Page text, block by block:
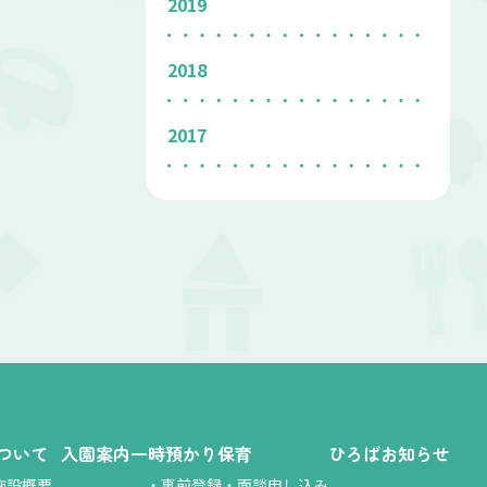
2018
2017
いて 入園案内一時預かり保育 ひろばお知らせ